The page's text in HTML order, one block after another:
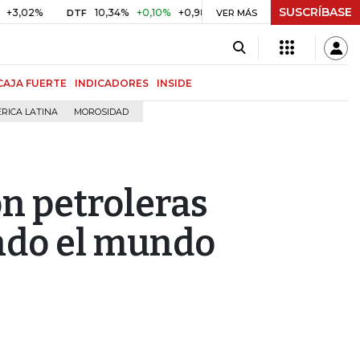
DTF 10,34% +0,10% +0,98% UVR $ 416,86 +$ 0,05 +0,01%
VER MÁS SUSCRÍBASE
FUERTE INDICADORES INSIDE
LATINA MOROSIDAD
petroleras
el mundo